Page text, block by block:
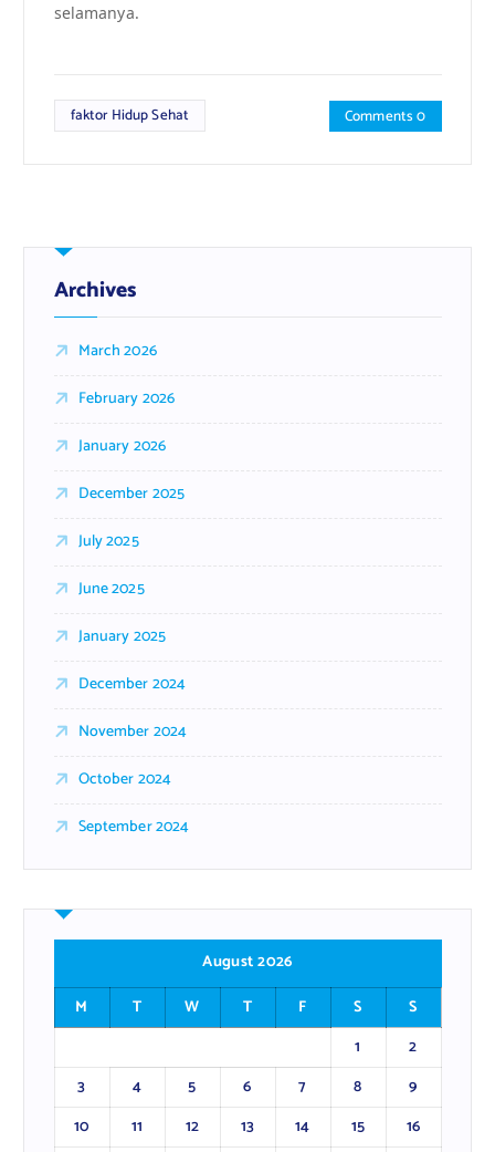
selamanya.
faktor Hidup Sehat Comments 0
Archives
March 2026
February 2026
January 2026
December 2025
July 2025
June 2025
January 2025
December 2024
November 2024
October 2024
September 2024
August 2026
M
T W T F S
S
1
2
3
4 5 6 7 8
9
10
11 12 13 14 15
16